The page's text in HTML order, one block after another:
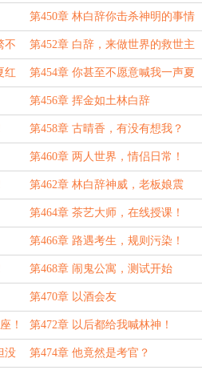
第450章 林白辞你击杀神明的事情
瞒不住啦！
不 第452章 白辞，来做世界的救世主
吧？
红 第454章 你甚至不愿意喊我一声夏
姨！
第456章 挥金如土林白辞
第458章 古晴香，有没有想我？
第460章 两人世界，情侣日常！
第462章 林白辞神威，老板娘震
惊！
第464章 茶艺大师，在线授课！
第466章 路遇考生，规则污染！
第468章 闹鬼公寓，测试开始
第470章 以酒会友
！ 第472章 以后都给我喊林神！
没 第474章 他竟然是考官？